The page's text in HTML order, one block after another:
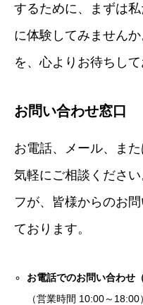
するために、まずは
に体験してみません
を、心よりお待ちして
お問い合わせ窓口
お電話、メール、ま
気軽にご相談くださ
フが、皆様からのお
ております。
お電話でのお問い合わせ
（営業時間 10:00～18:00